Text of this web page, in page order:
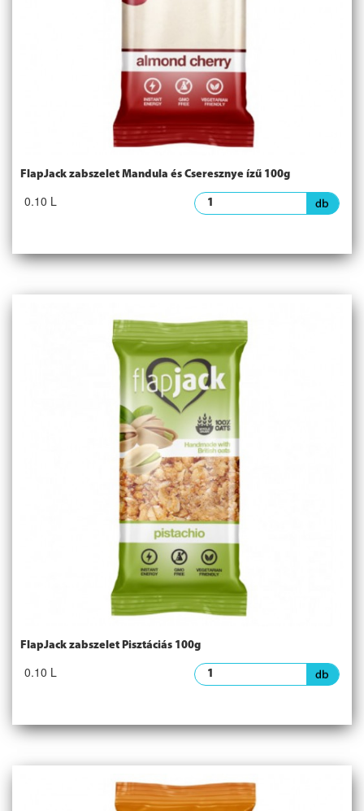
FlapJack zabszelet Mandula és Cseresznye ízű 100g
0.10 L
FlapJack zabszelet Pisztáciás 100g
0.10 L